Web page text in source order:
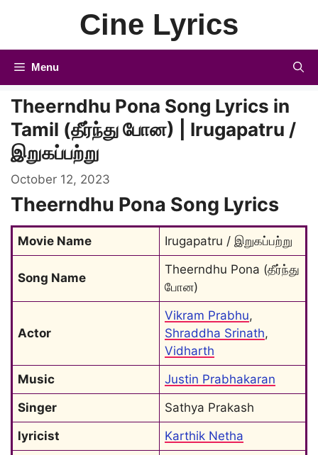
Cine Lyrics
Menu
Theerndhu Pona Song Lyrics in
Tamil (தீர்ந்து போன) | Irugapatru /
இறுகப்பற்று
October 12, 2023
Theerndhu Pona Song Lyrics
Movie Name Irugapatru / இறுகப்பற்று
Song Name
Theerndhu Pona (தீர்ந்து
போன)
Actor
Vikram Prabhu
Shraddha Srinath
Vidharth
Music
Justin Prabhakaran
Singer
Sathya Prakash
lyricist
Karthik Netha